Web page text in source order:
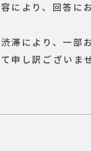
により、回答に
滞により、一部
申し訳ございま